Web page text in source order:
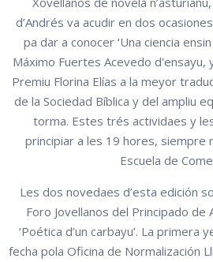
d’Andrés va acudir en dos
pa dar a conocer ‘Una ciencia
Máximo Fuertes Acevedo d'ensayu,
Premiu Florina Elías a la meyor
de la Sociedad Bíblica y del ampliu
torma. Estes trés actividaes y
principiar a les 19 hores, siempre
Escuela de
Les dos novedaes d’esta edición
Foro Jovellanos del Principado de
‘Poética d’un carbayu’. La primera
fecha pola Oficina de Normalización